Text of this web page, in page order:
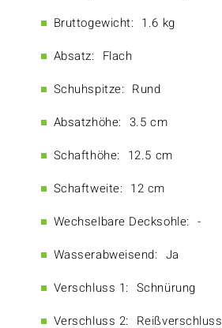
Bruttogewicht: 1.6 kg
Absatz: Flach
Schuhspitze: Rund
Absatzhöhe: 3.5 cm
Schafthöhe: 12.5 cm
Schaftweite: 12 cm
Wechselbare Decksohle: -
Wasserabweisend: Ja
Verschluss 1: Schnürung
Verschluss 2: Reißverschluss